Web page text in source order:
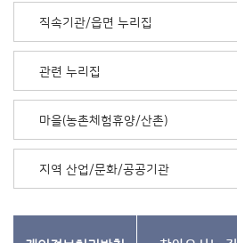
직속기관/읍면 누리집
관련 누리집
마을(농촌체험휴양/산촌)
지역 산업/문화/공공기관